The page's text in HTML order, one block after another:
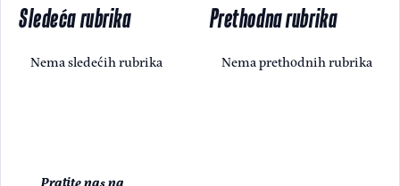
Sledeća rubrika
Nema sledećih rubrika
Prethodna rubrika
Nema prethodnih rubrika
Pratite nas na